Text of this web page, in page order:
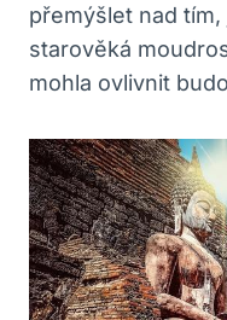
přemýšlet nad
starověká
mohla ovlivnit